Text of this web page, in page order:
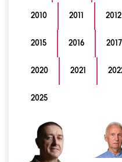
2010 2011 2012
2015 2016 2017
2020 2021
2025